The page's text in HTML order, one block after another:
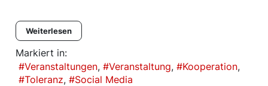
Weiterlesen
Markiert in:
Veranstaltungen
Veranstaltung
Kooperation
Toleranz
Social Media